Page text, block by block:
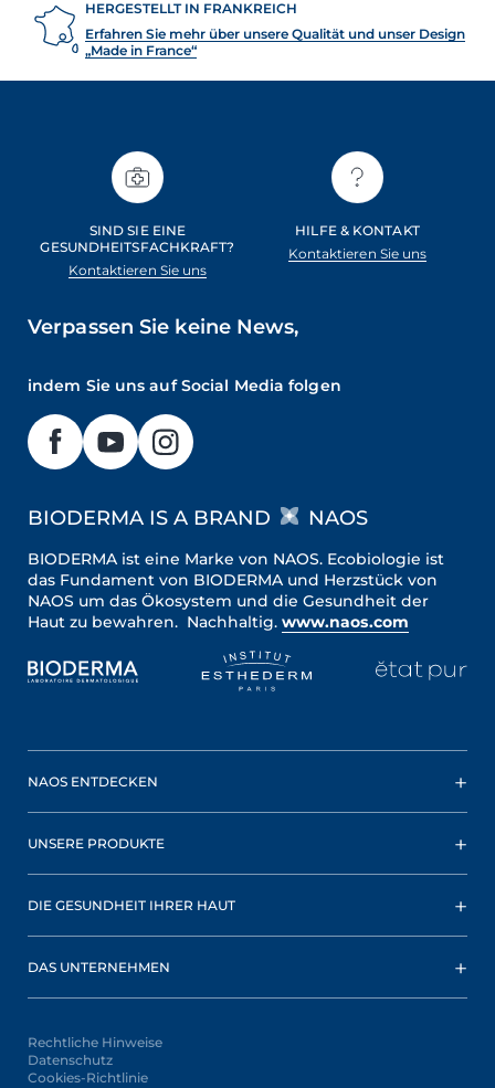
HERGESTELLT IN FRANKREICH
Erfahren Sie mehr über unsere Qualität und unser Design
„Made in France“
SIND SIE EINE
GESUNDHEITSFACHKRAFT?
Kontaktieren Sie uns
HILFE & KONTAKT
Kontaktieren Sie uns
Verpassen Sie keine News,
indem Sie uns auf Social Media folgen
BIODERMA IS A BRAND NAOS
BIODERMA ist eine Marke von NAOS. Ecobiologie ist
das Fundament von BIODERMA und Herzstück von
NAOS um das Ökosystem und die Gesundheit der
Haut zu bewahren. Nachhaltig. www.naos.com
NAOS ENTDECKEN
UNSERE PRODUKTE
DIE GESUNDHEIT IHRER HAUT
DAS UNTERNEHMEN
Rechtliche Hinweise
Datenschutz
Cookies-Richtlinie